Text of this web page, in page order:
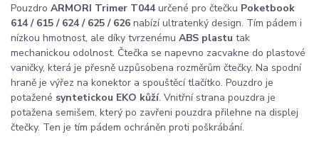
Pouzdro ARMORI Trimer T044 určené pro čtečku Poketbook
614 / 615 / 624 / 625 / 626 nabízí ultratenký design. Tím pádem i
nízkou hmotnost, ale díky tvrzenému ABS plastu tak
mechanickou odolnost. Čtečka se napevno zacvakne do plastové
vaničky, která je přesně uzpůsobena rozměrům čtečky. Na spodní
hraně je výřez na konektor a spouštěcí tlačítko. Pouzdro je
potažené syntetickou EKO kůží. Vnitřní strana pouzdra je
potažena semišem, který po zavřeni pouzdra přilehne na displej
čtečky. Ten je tím pádem ochráněn proti poškrábání.